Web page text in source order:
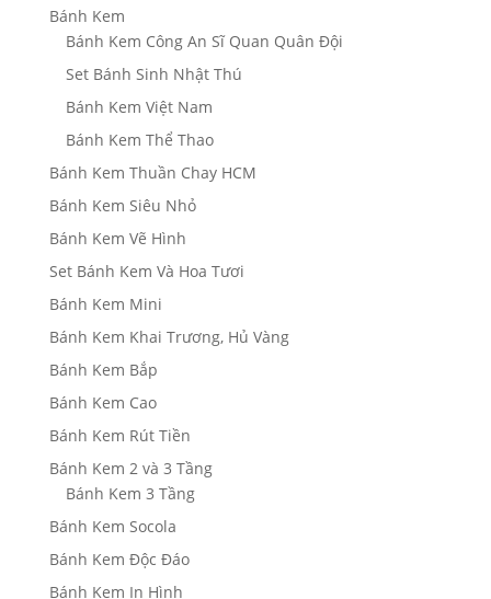
Bánh Kem
Bánh Kem Công An Sĩ Quan Quân Đội
Set Bánh Sinh Nhật Thú
Bánh Kem Việt Nam
Bánh Kem Thể Thao
Bánh Kem Thuần Chay HCM
Bánh Kem Siêu Nhỏ
Bánh Kem Vẽ Hình
Set Bánh Kem Và Hoa Tươi
Bánh Kem Mini
Bánh Kem Khai Trương, Hủ Vàng
Bánh Kem Bắp
Bánh Kem Cao
Bánh Kem Rút Tiền
Bánh Kem 2 và 3 Tầng
Bánh Kem 3 Tầng
Bánh Kem Socola
Bánh Kem Độc Đáo
Bánh Kem In Hình